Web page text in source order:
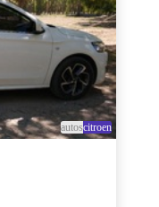
autoscitroen